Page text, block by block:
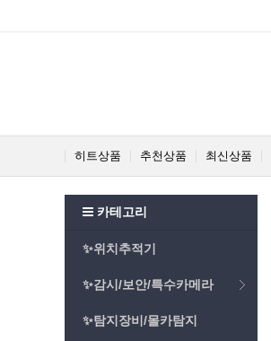
히트상품 추천상품 최신상품
카테고리
✨위치추적기
✨감시/보안/특수카메라
✨탐지장비/몰카탐지